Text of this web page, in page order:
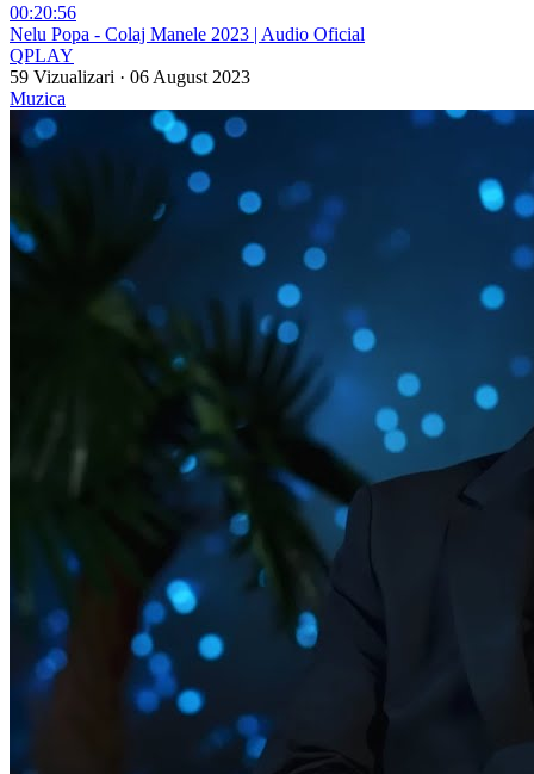
00:20:56
⁣Nelu Popa - Colaj Manele 2023 | Audio Oficial
QPLAY
59 Vizualizari · 06 August 2023
Muzica